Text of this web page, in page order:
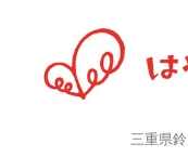
三重県